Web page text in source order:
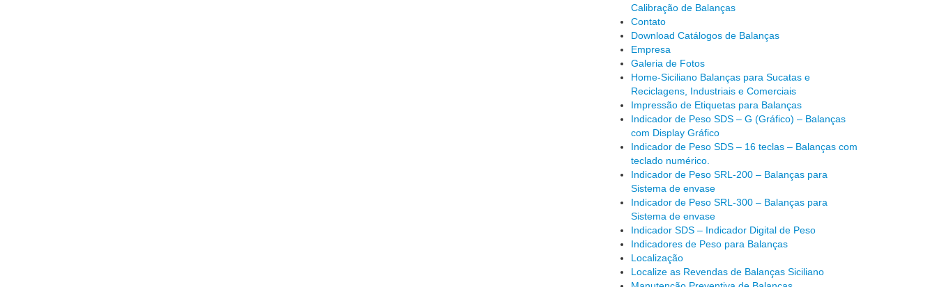
Calibração de Balanças
Contato
Download Catálogos de Balanças
Empresa
Galeria de Fotos
Home-Siciliano Balanças para Sucatas e
Reciclagens, Industriais e Comerciais
Impressão de Etiquetas para Balanças
Indicador de Peso SDS – G (Gráfico) – Balanças
com Display Gráfico
Indicador de Peso SDS – 16 teclas – Balanças com
teclado numérico.
Indicador de Peso SRL-200 – Balanças para
Sistema de envase
Indicador de Peso SRL-300 – Balanças para
Sistema de envase
Indicador SDS – Indicador Digital de Peso
Indicadores de Peso para Balanças
Localização
Localize as Revendas de Balanças Siciliano